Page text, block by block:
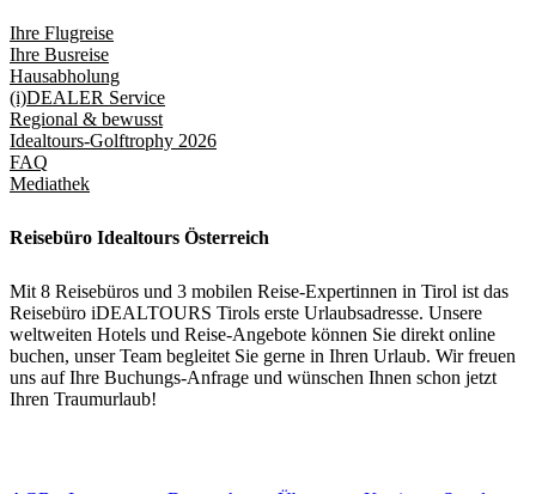
Ihre Flugreise
Ihre Busreise
Hausabholung
(i)DEALER Service
Regional & bewusst
Idealtours-Golftrophy 2026
FAQ
Mediathek
Reisebüro Idealtours Österreich
Mit 8 Reisebüros und 3 mobilen Reise-Expertinnen in Tirol ist das
Reisebüro iDEALTOURS Tirols erste Urlaubsadresse. Unsere
weltweiten Hotels und Reise-Angebote können Sie direkt online
buchen, unser Team begleitet Sie gerne in Ihren Urlaub. Wir freuen
uns auf Ihre Buchungs-Anfrage und wünschen Ihnen schon jetzt
Ihren Traumurlaub!